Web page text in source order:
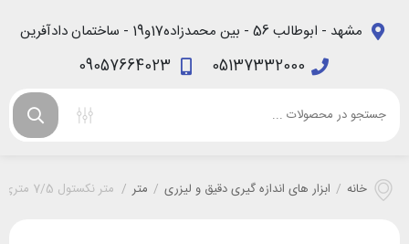
مشهد - ابوطالب 56 - بین محمدزاده17و19 - ساختمان دادآفرین
05137332000
09057664023
خانه / ابزار های اندازه گیری دقیق و لیزری / متر / متر نکستول 7/5 متری _ نکستول 7/5